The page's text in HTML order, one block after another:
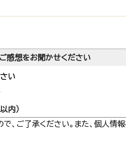
感想をお聞かせください
い
内）